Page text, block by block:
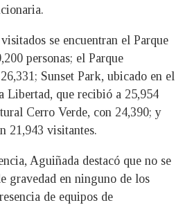
se encuentran el Parque
personas; el Parque
Sunset Park, ubicado en el
Libertad, que recibió a 25,954
Cerro Verde, con 24,390; y
21,943 visitantes.
Aguiñada destacó que no se
gravedad en ninguno de los
de equipos de